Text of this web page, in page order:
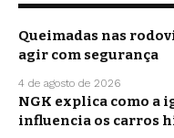
Queimadas nas
agir com segurança
4 de agosto de 2026
NGK explica como a
influencia os carros